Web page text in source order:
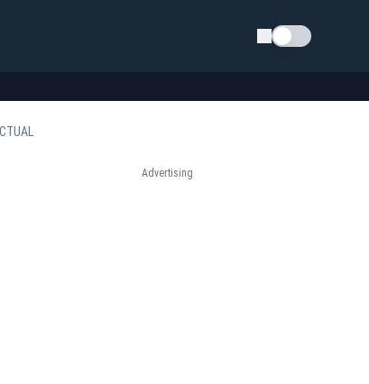
Schimba tema
Advertising